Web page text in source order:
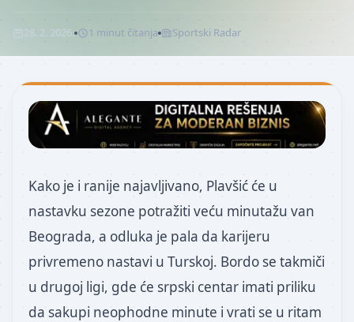
28. 2. 2026. 1 minut čitanja Sportski Radar
Kako je i ranije najavljivano, Plavšić će u
nastavku sezone potražiti veću minutažu van
Beograda, a odluka je pala da karijeru
privremeno nastavi u Turskoj. Bordo se takmiči
u drugoj ligi, gde će srpski centar imati priliku
da sakupi neophodne minute i vrati se u ritam